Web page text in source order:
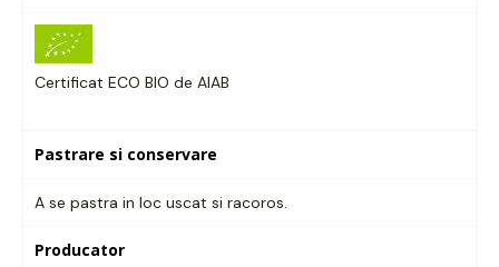
Certificat ECO BIO de AIAB
Pastrare si conservare
A se pastra in loc uscat si racoros.
Producator